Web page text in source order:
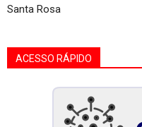
Santa Rosa
ACESSO RÁPIDO